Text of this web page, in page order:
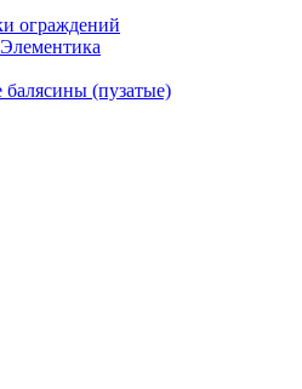
ограждений
(пузатые)